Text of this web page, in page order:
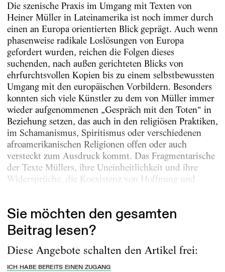
Die szenische Praxis im Umgang mit Texten von
Heiner Müller in Lateinamerika ist noch immer durch
einen an Europa orientierten Blick geprägt. Auch wenn
phasenweise radikale Loslösungen von Europa
gefordert wurden, reichen die Folgen dieses
suchenden, nach außen gerichteten Blicks von
ehrfurchtsvollen Kopien bis zu einem selbstbewussten
Umgang mit den europäischen Vorbildern. Besonders
konnten sich viele Künstler zu dem von Müller immer
wieder aufgenommenen „Gespräch mit den Toten“ in
Beziehung setzen, das auch in den religiösen Praktiken,
im Schamanismus, Spiritismus oder verschiedenen
afroamerikanischen Religionen offen oder auch
versteckt zum Ausdruck kommt. Das Fragmentarische
der Texte Müllers, ihre Uneinheitlichkeit und ihre
Widersprüche, die Koexistenz von Hoffnung und
Sie möchten den gesamten
Beitrag lesen?
Diese Angebote schalten den Artikel frei:
ICH HABE BEREITS EINEN ZUGANG